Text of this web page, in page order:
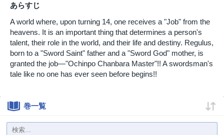
あらすじ
A world where, upon turning 14, one receives a "Job" from the
heavens. It is an important thing that determines a person's
talent, their role in the world, and their life and destiny. Regulus,
born to a "Sword Saint" father and a "Sword God" mother, is
granted the job—"Ochinpo Chanbara Master"!! A swordsman's
tale like no one has ever seen before begins!!
巻一覧